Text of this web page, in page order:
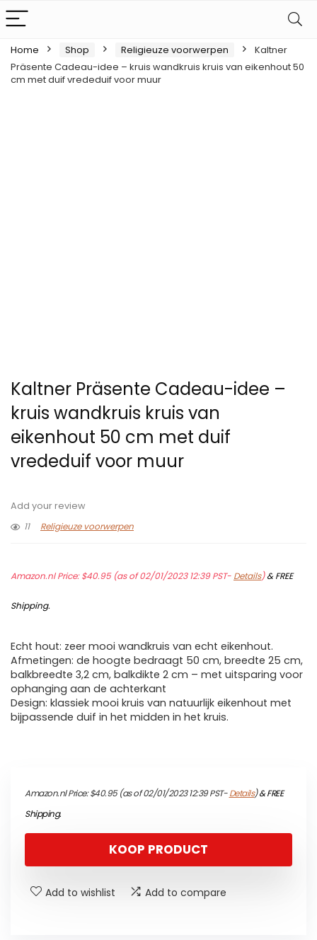
Home Shop Religieuze voorwerpen
Kaltner
Präsente Cadeau-idee – kruis wandkruis kruis van eikenhout 50
cm met duif vrededuif voor muur
Kaltner Präsente Cadeau-idee –
kruis wandkruis kruis van
eikenhout 50 cm met duif
vrededuif voor muur
Add your review
11
Religieuze voorwerpen
Amazon.nl Price:$40.95(as of 02/01/2023 12:39 PST- Details)&FREE
Shipping.
Echt hout: zeer mooi wandkruis van echt eikenhout.
Afmetingen: de hoogte bedraagt 50 cm, breedte 25 cm,
balkbreedte 3,2 cm, balkdikte 2 cm – met uitsparing voor
ophanging aan de achterkant
Design: klassiek mooi kruis van natuurlijk eikenhout met
bijpassende duif in het midden in het kruis.
Amazon.nl Price:$40.95(as of 02/01/2023 12:39 PST-Details)&FREE
Shipping.
KOOP PRODUCT
Add to wishlist Add to compare